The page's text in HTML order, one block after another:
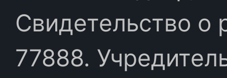
Свидетельство
77888.